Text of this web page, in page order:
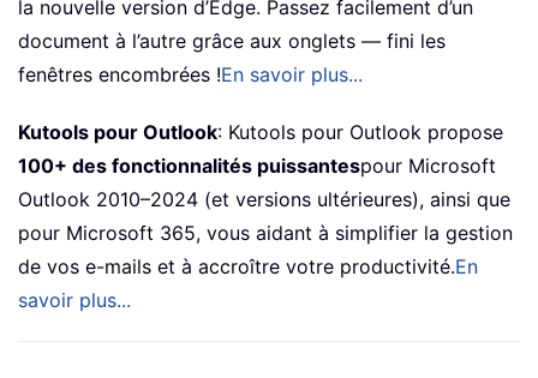
la nouvelle version d’Edge. Passez facilement d’un
document à l’autre grâce aux onglets — fini les
fenêtres encombrées !En savoir plus...
Kutools pour Outlook: Kutools pour Outlook propose
100+ des fonctionnalités puissantespour Microsoft
Outlook 2010–2024 (et versions ultérieures), ainsi que
pour Microsoft 365, vous aidant à simplifier la gestion
de vos e-mails et à accroître votre productivité.En
savoir plus...